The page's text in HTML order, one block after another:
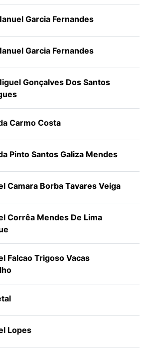
Garcia Fernandes
Garcia Fernandes
Gonçalves Dos Santos
Carmo Costa
Pinto Santos Galiza Mendes
Camara Borba Tavares Veiga
Corrêa Mendes De Lima
Falcao Trigoso Vacas
Lopes